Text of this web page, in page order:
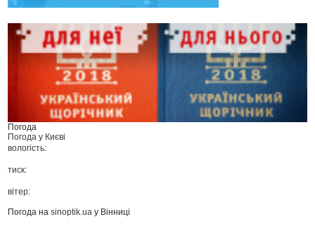
Погода
Погода у Києві
вологість:
тиск:
вітер:
Погода наsinoptik.ua у Вінниці